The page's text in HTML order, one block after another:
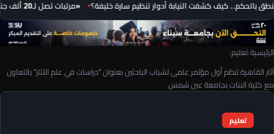
بالحكم.. كيف كشفت النيابة أدوار تنظيم سارة خليفة؟ «مرتبات تصل لـ20 ألف جنيه.. 795 فرصة عمل جديدة للطلبة والخريجين»
الرئيسية›تعليم›
آثار القاهرة تنظم أول مؤتمر علمى لشباب الباحثين بعنوان “دراسات في علم الآثار” بالتعاون
مع كلية البنات بجامعة عين شمس
تعليم